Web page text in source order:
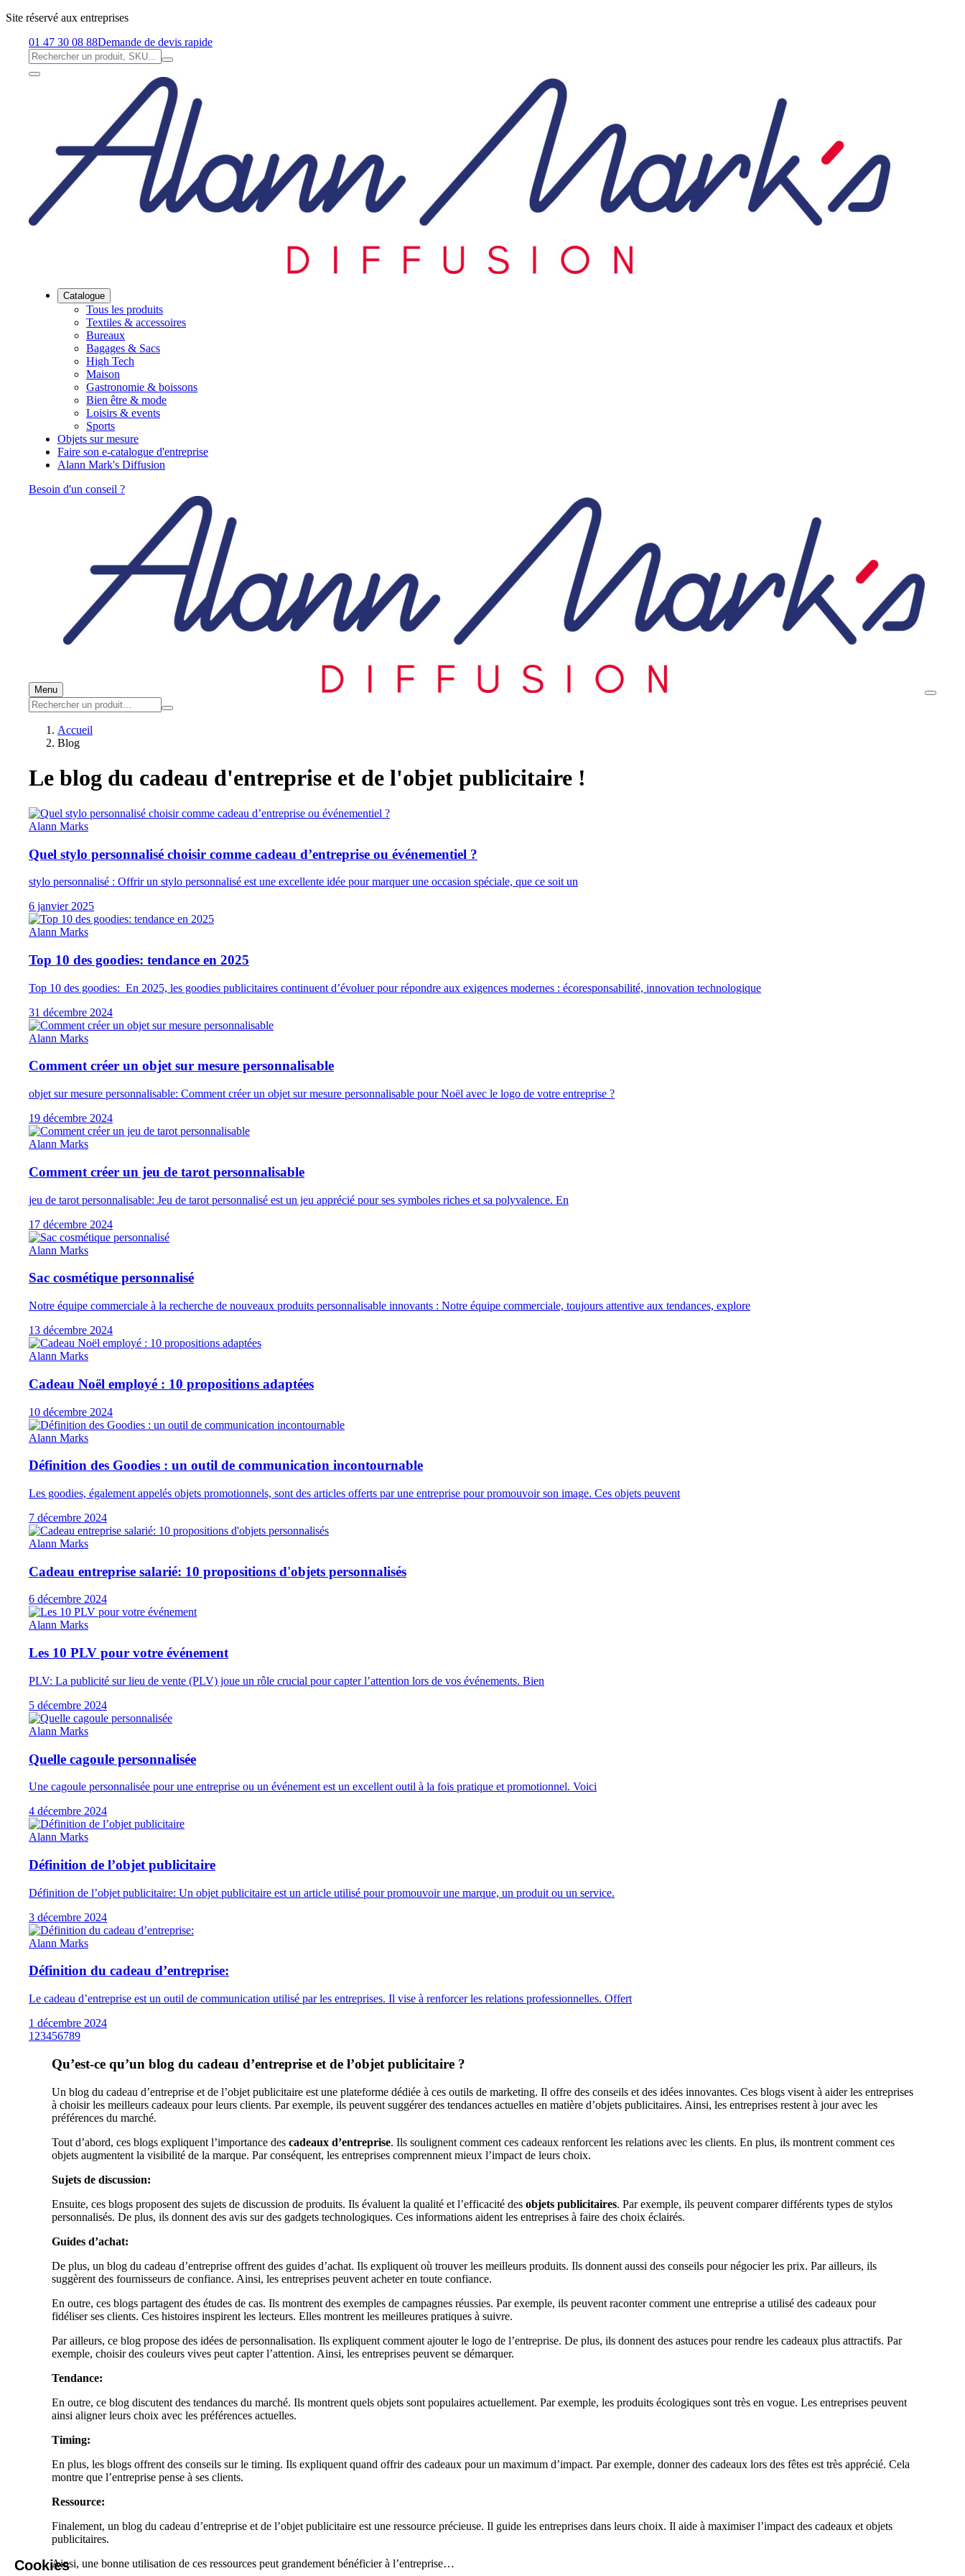
Site réservé aux entreprises
01 47 30 08 88Demande de devis rapide
Catalogue
Tous les produits
Textiles & accessoires
Bureaux
Bagages & Sacs
High Tech
Maison
Gastronomie & boissons
Bien être & mode
Loisirs & events
Sports
Objets sur mesure
Faire son e-catalogue d'entreprise
Alann Mark's Diffusion
Besoin d'un conseil ?
Menu
Accueil
Blog
Le blog du cadeau d'entreprise et de l'objet publicitaire !
Alann Marks
Quel stylo personnalisé choisir comme cadeau d’entreprise ou événementiel ?
stylo personnalisé : Offrir un stylo personnalisé est une excellente idée pour marquer une occasion spéciale, que ce soit un
6 janvier 2025
Alann Marks
Top 10 des goodies: tendance en 2025
Top 10 des goodies: En 2025, les goodies publicitaires continuent d’évoluer pour répondre aux exigences modernes : écoresponsabilité, innovation technologique
31 décembre 2024
Alann Marks
Comment créer un objet sur mesure personnalisable
objet sur mesure personnalisable: Comment créer un objet sur mesure personnalisable pour Noël avec le logo de votre entreprise ?
19 décembre 2024
Alann Marks
Comment créer un jeu de tarot personnalisable
jeu de tarot personnalisable: Jeu de tarot personnalisé est un jeu apprécié pour ses symboles riches et sa polyvalence. En
17 décembre 2024
Alann Marks
Sac cosmétique personnalisé
Notre équipe commerciale à la recherche de nouveaux produits personnalisable innovants : Notre équipe commerciale, toujours attentive aux tendances, explore
13 décembre 2024
Alann Marks
Cadeau Noël employé : 10 propositions adaptées
10 décembre 2024
Alann Marks
Définition des Goodies : un outil de communication incontournable
Les goodies, également appelés objets promotionnels, sont des articles offerts par une entreprise pour promouvoir son image. Ces objets peuvent
7 décembre 2024
Alann Marks
Cadeau entreprise salarié: 10 propositions d'objets personnalisés
6 décembre 2024
Alann Marks
Les 10 PLV pour votre événement
PLV: La publicité sur lieu de vente (PLV) joue un rôle crucial pour capter l’attention lors de vos événements. Bien
5 décembre 2024
Alann Marks
Quelle cagoule personnalisée
Une cagoule personnalisée pour une entreprise ou un événement est un excellent outil à la fois pratique et promotionnel. Voici
4 décembre 2024
Alann Marks
Définition de l’objet publicitaire
Définition de l’objet publicitaire: Un objet publicitaire est un article utilisé pour promouvoir une marque, un produit ou un service.
3 décembre 2024
Alann Marks
Définition du cadeau d’entreprise:
Le cadeau d’entreprise est un outil de communication utilisé par les entreprises. Il vise à renforcer les relations professionnelles. Offert
1 décembre 2024
1 23456789
Qu’est-ce qu’un blog du cadeau d’entreprise et de l’objet publicitaire ?
Un blog du cadeau d’entreprise et de l’objet publicitaire est une plateforme dédiée à ces outils de marketing. Il offre des conseils et des idées innovantes. Ces blogs visent à aider les entreprises
à choisir les meilleurs cadeaux pour leurs clients. Par exemple, ils peuvent suggérer des tendances actuelles en matière d’objets publicitaires. Ainsi, les entreprises restent à jour avec les
préférences du marché.
Tout d’abord, ces blogs expliquent l’importance des cadeaux d’entreprise. Ils soulignent comment ces cadeaux renforcent les relations avec les clients. En plus, ils montrent comment ces
objets augmentent la visibilité de la marque. Par conséquent, les entreprises comprennent mieux l’impact de leurs choix.
Sujets de discussion:
Ensuite, ces blogs proposent des sujets de discussion de produits. Ils évaluent la qualité et l’efficacité des objets publicitaires. Par exemple, ils peuvent comparer différents types de stylos
personnalisés. De plus, ils donnent des avis sur des gadgets technologiques. Ces informations aident les entreprises à faire des choix éclairés.
Guides d’achat:
De plus, un blog du cadeau d’entreprise offrent des guides d’achat. Ils expliquent où trouver les meilleurs produits. Ils donnent aussi des conseils pour négocier les prix. Par ailleurs, ils
suggèrent des fournisseurs de confiance. Ainsi, les entreprises peuvent acheter en toute confiance.
En outre, ces blogs partagent des études de cas. Ils montrent des exemples de campagnes réussies. Par exemple, ils peuvent raconter comment une entreprise a utilisé des cadeaux pour
fidéliser ses clients. Ces histoires inspirent les lecteurs. Elles montrent les meilleures pratiques à suivre.
Par ailleurs, ce blog propose des idées de personnalisation. Ils expliquent comment ajouter le logo de l’entreprise. De plus, ils donnent des astuces pour rendre les cadeaux plus attractifs. Par
exemple, choisir des couleurs vives peut capter l’attention. Ainsi, les entreprises peuvent se démarquer.
Tendance:
En outre, ce blog discutent des tendances du marché. Ils montrent quels objets sont populaires actuellement. Par exemple, les produits écologiques sont très en vogue. Les entreprises peuvent
ainsi aligner leurs choix avec les préférences actuelles.
Timing:
En plus, les blogs offrent des conseils sur le timing. Ils expliquent quand offrir des cadeaux pour un maximum d’impact. Par exemple, donner des cadeaux lors des fêtes est très apprécié. Cela
montre que l’entreprise pense à ses clients.
Ressource:
Finalement, un blog du cadeau d’entreprise et de l’objet publicitaire est une ressource précieuse. Il guide les entreprises dans leurs choix. Il aide à maximiser l’impact des cadeaux et objets
publicitaires.
Ainsi, une bonne utilisation de ces ressources peut grandement bénéficier à l’entreprise…
Cookies